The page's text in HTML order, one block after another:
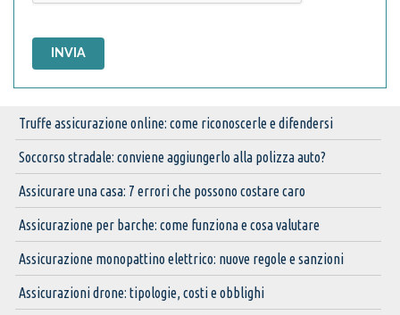
INVIA
Truffe assicurazione online: come riconoscerle e difendersi
Soccorso stradale: conviene aggiungerlo alla polizza auto?
Assicurare una casa: 7 errori che possono costare caro
Assicurazione per barche: come funziona e cosa valutare
Assicurazione monopattino elettrico: nuove regole e sanzioni
Assicurazioni drone: tipologie, costi e obblighi